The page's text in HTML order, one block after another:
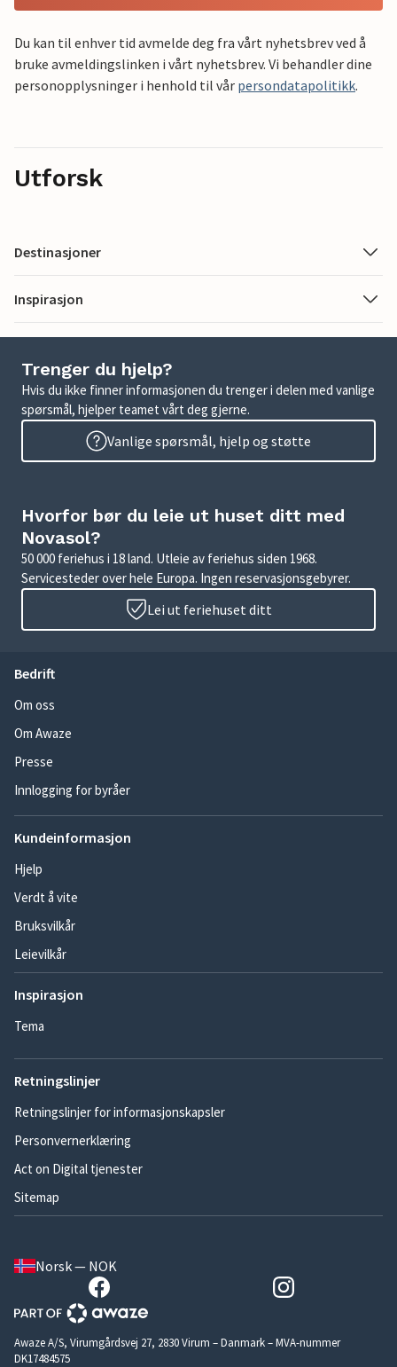
Du kan til enhver tid avmelde deg fra vårt nyhetsbrev ved å
bruke avmeldingslinken i vårt nyhetsbrev. Vi behandler dine
personopplysninger i henhold til vår persondatapolitikk.
Utforsk
Destinasjoner
Inspirasjon
Trenger du hjelp?
Hvis du ikke finner informasjonen du trenger i delen med vanlige
spørsmål, hjelper teamet vårt deg gjerne.
Vanlige spørsmål, hjelp og støtte
Hvorfor bør du leie ut huset ditt med
Novasol?
50 000 feriehus i 18 land. Utleie av feriehus siden 1968.
Servicesteder over hele Europa. Ingen reservasjonsgebyrer.
Lei ut feriehuset ditt
Bedrift
Om oss
Om Awaze
Presse
Innlogging for byråer
Kundeinformasjon
Hjelp
Verdt å vite
Bruksvilkår
Leievilkår
Inspirasjon
Tema
Retningslinjer
Retningslinjer for informasjonskapsler
Personvernerklæring
Act on Digital tjenester
Sitemap
Norsk — NOK
Awaze A/S, Virumgårdsvej 27, 2830 Virum – Danmark – MVA-nummer
DK17484575